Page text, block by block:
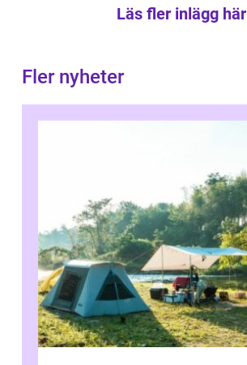
Läs fler inlägg här
Fler nyheter